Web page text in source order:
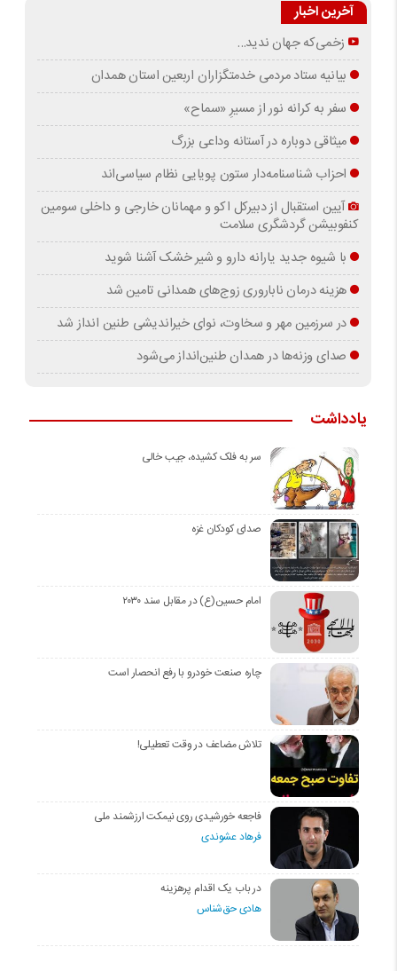
آخرین اخبار
زخمی‌که جهان ندید…
بیانیه ستاد مردمی خدمتگزاران اربعین استان همدان
سفر به کرانه‌ نور از مسیرِ «سماح»
میثاقی دوباره در آستانه‌ وداعی بزرگ
احزاب شناسنامه‌دار ستون پویایی نظام سیاسی‌اند
آیین استقبال از دبیرکل اکو و مهمانان خارجی و داخلی سومین
کنفوبیشن گردشگری سلامت
با شیوه جدید یارانه دارو و شیر خشک آشنا شوید
هزینه درمان ناباروری زوج‌های همدانی تامین شد
در سرزمین مهر و سخاوت، نوای خیراندیشی طنین انداز شد
صدای وزنه‌ها در همدان طنین‌انداز می‌شود
یادداشت
سر به فلک کشیده، جیب خالی
صدای کودکان غزه
امام حسین(ع) در مقابل سند ۲۰۳۰
چاره صنعت خودرو با رفع انحصار است
تلاش مضاعف در وقت تعطیلی!
فاجعه خورشیدی روی نیمکت ارزشمند ملی
فرهاد عشوندی
در باب یک اقدام پرهزینه
هادی حق‌شناس